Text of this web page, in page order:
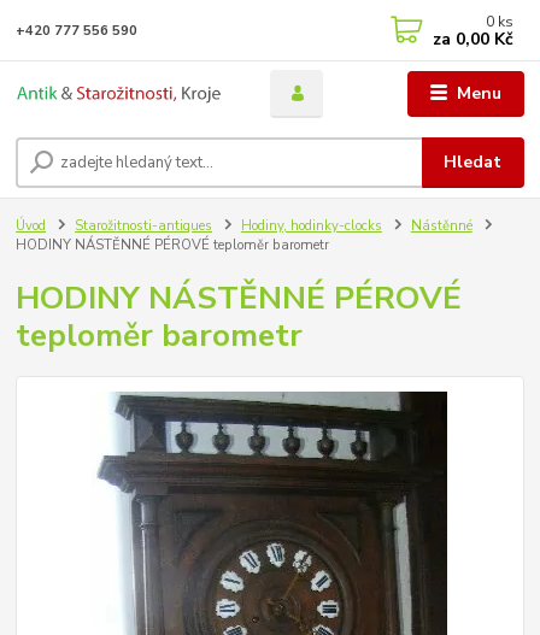
Menu
Hledat
+420 777 556 590 0 ks
za 0,00 Kč
Úvod Starožitnosti-antiques Hodiny, hodinky-clocks
Nástěnné
HODINY NÁSTĚNNÉ PÉROVÉ teploměr barometr
HODINY NÁSTĚNNÉ PÉROVÉ
teploměr barometr